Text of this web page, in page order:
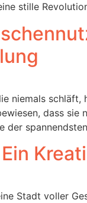
stille
niemals schläft,
dass
der
Stadt voller